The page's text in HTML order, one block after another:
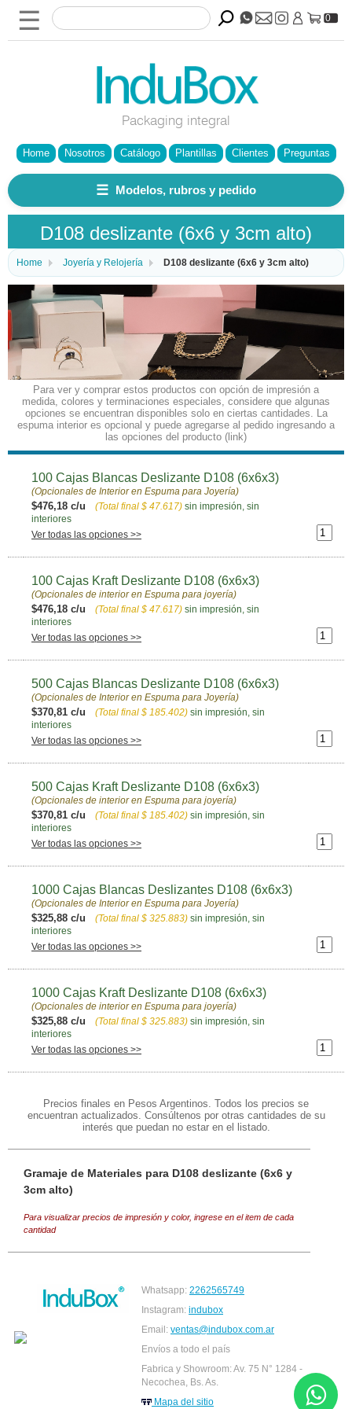
☰
Packaging integral
0
Home Nosotros Catálogo Plantillas Clientes Preguntas
☰ Modelos, rubros y pedido
D108 deslizante (6x6 y 3cm alto)
Home Joyería y Relojería D108 deslizante (6x6 y 3cm alto)
Para ver y comprar estos productos con opción de impresión a
medida, colores y terminaciones especiales, considere que algunas
opciones se encuentran disponibles solo en ciertas cantidades. La
espuma interior es opcional y puede agregarse al pedido ingresando a
las opciones del producto (link)
100 Cajas Blancas Deslizante D108 (6x6x3)
(Opcionales de Interior en Espuma para Joyería)
$476,18 c/u (Total final $ 47.617) sin impresión, sin
interiores
Ver todas las opciones >>
100 Cajas Kraft Deslizante D108 (6x6x3)
(Opcionales de interior en Espuma para joyería)
$476,18 c/u (Total final $ 47.617) sin impresión, sin
interiores
Ver todas las opciones >>
500 Cajas Blancas Deslizante D108 (6x6x3)
(Opcionales de Interior en Espuma para Joyería)
$370,81 c/u (Total final $ 185.402) sin impresión, sin
interiores
Ver todas las opciones >>
500 Cajas Kraft Deslizante D108 (6x6x3)
(Opcionales de interior en Espuma para joyería)
$370,81 c/u (Total final $ 185.402) sin impresión, sin
interiores
Ver todas las opciones >>
1000 Cajas Blancas Deslizantes D108 (6x6x3)
(Opcionales de Interior en Espuma para Joyería)
$325,88 c/u (Total final $ 325.883) sin impresión, sin
interiores
Ver todas las opciones >>
1000 Cajas Kraft Deslizante D108 (6x6x3)
(Opcionales de interior en Espuma para joyería)
$325,88 c/u (Total final $ 325.883) sin impresión, sin
interiores
Ver todas las opciones >>
Precios finales en Pesos Argentinos. Todos los precios se
encuentran actualizados. Consúltenos por otras cantidades de su
interés que puedan no estar en el listado.
Gramaje de Materiales para D108 deslizante (6x6 y
3cm alto)
Para visualizar precios de impresión y color, ingrese en el item de cada
cantidad
Whatsapp: 2262565749
Instagram: indubox
Email: ventas@indubox.com.ar
Envíos a todo el país
Fabrica y Showroom: Av. 75 N° 1284 -
Necochea, Bs. As.
Mapa del sitio